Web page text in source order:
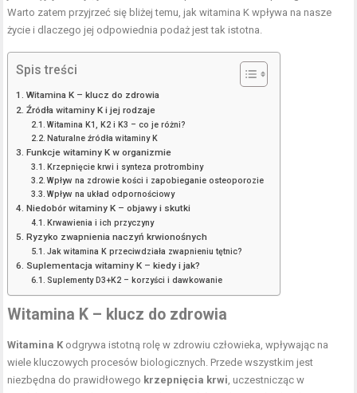
Warto zatem przyjrzeć się bliżej temu, jak witamina K wpływa na nasze
życie i dlaczego jej odpowiednia podaż jest tak istotna.
Spis treści
Witamina K – klucz do zdrowia
Źródła witaminy K i jej rodzaje
Witamina K1, K2 i K3 – co je różni?
Naturalne źródła witaminy K
Funkcje witaminy K w organizmie
Krzepnięcie krwi i synteza protrombiny
Wpływ na zdrowie kości i zapobieganie osteoporozie
Wpływ na układ odpornościowy
Niedobór witaminy K – objawy i skutki
Krwawienia i ich przyczyny
Ryzyko zwapnienia naczyń krwionośnych
Jak witamina K przeciwdziała zwapnieniu tętnic?
Suplementacja witaminy K – kiedy i jak?
Suplementy D3+K2 – korzyści i dawkowanie
Witamina K – klucz do zdrowia
Witamina K odgrywa istotną rolę w zdrowiu człowieka, wpływając na
wiele kluczowych procesów biologicznych. Przede wszystkim jest
niezbędna do prawidłowego krzepnięcia krwi, uczestnicząc w